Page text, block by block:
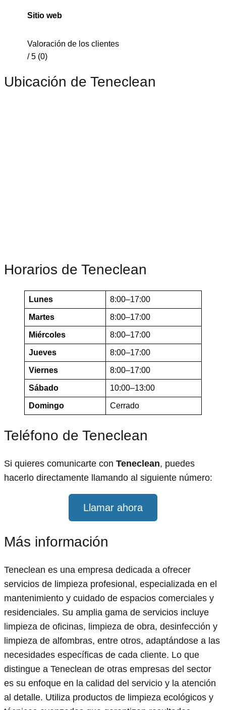
Sitio web
Valoración de los clientes
/ 5 (0)
Ubicación de Teneclean
Horarios de Teneclean
Lunes 8:00–17:00
Martes 8:00–17:00
Miércoles 8:00–17:00
Jueves 8:00–17:00
Viernes 8:00–17:00
Sábado 10:00–13:00
Domingo Cerrado
Teléfono de Teneclean
Si quieres comunicarte con Teneclean, puedes
hacerlo directamente llamando al siguiente número:
Llamar ahora
Más información
Teneclean es una empresa dedicada a ofrecer
servicios de limpieza profesional, especializada en el
mantenimiento y cuidado de espacios comerciales y
residenciales. Su amplia gama de servicios incluye
limpieza de oficinas, limpieza de obra, desinfección y
limpieza de alfombras, entre otros, adaptándose a las
necesidades específicas de cada cliente. Lo que
distingue a Teneclean de otras empresas del sector
es su enfoque en la calidad del servicio y la atención
al detalle. Utiliza productos de limpieza ecológicos y